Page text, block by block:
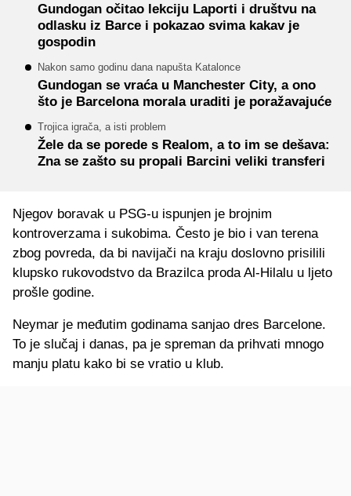
Gundogan očitao lekciju Laporti i društvu na
odlasku iz Barce i pokazao svima kakav je
gospodin
Nakon samo godinu dana napušta Katalonce
Gundogan se vraća u Manchester City, a ono
što je Barcelona morala uraditi je poražavajuće
Trojica igrača, a isti problem
Žele da se porede s Realom, a to im se dešava:
Zna se zašto su propali Barcini veliki transferi
Njegov boravak u PSG-u ispunjen je brojnim
kontroverzama i sukobima. Često je bio i van terena
zbog povreda, da bi navijači na kraju doslovno prisilili
klupsko rukovodstvo da Brazilca proda Al-Hilalu u ljeto
prošle godine.
Neymar je međutim godinama sanjao dres Barcelone.
To je slučaj i danas, pa je spreman da prihvati mnogo
manju platu kako bi se vratio u klub.